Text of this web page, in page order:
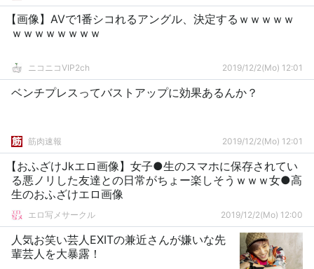
【画像】AVで1番シコれるアングル、決定するｗｗｗｗｗ
ｗｗｗｗｗｗｗｗ
ニコニコVIP2ch 2019/12/2(Mo) 12:01
ベンチプレスってバストアップに効果あるんか？
筋肉速報 2019/12/2(Mo) 12:01
【おふざけJkエロ画像】女子●生のスマホに保存されてい
る悪ノリした友達との日常がちょー楽しそうｗｗｗ女●高
生のおふざけエロ画像
エロ写メサークル 2019/12/2(Mo) 12:00
人気お笑い芸人EXITの兼近さんが嫌いな先
輩芸人を大暴露！